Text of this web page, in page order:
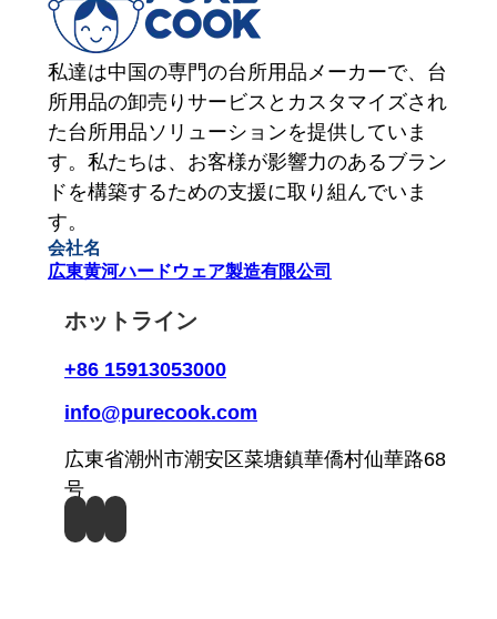
私達は中国の専門の台所用品メーカーで、台
所用品の卸売りサービスとカスタマイズされ
た台所用品ソリューションを提供していま
す。私たちは、お客様が影響力のあるブラン
ドを構築するための支援に取り組んでいま
す。
会社名
広東黄河ハードウェア製造有限公司
ホットライン
+86 15913053000
info@purecook.com
広東省潮州市潮安区菜塘鎮華僑村仙華路68
号